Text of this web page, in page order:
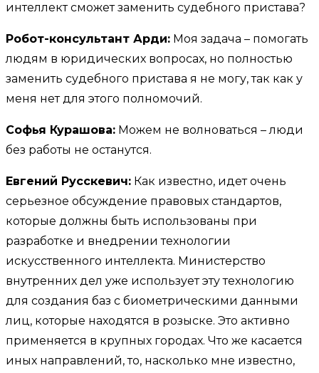
интеллект сможет заменить судебного пристава?
Робот-консультант Арди: Моя задача – помогать
людям в юридических вопросах, но полностью
заменить судебного пристава я не могу, так как у
меня нет для этого полномочий.
Софья Курашова: Можем не волноваться – люди
без работы не останутся.
Евгений Русскевич: Как известно, идет очень
серьезное обсуждение правовых стандартов,
которые должны быть использованы при
разработке и внедрении технологии
искусственного интеллекта. Министерство
внутренних дел уже использует эту технологию
для создания баз с биометрическими данными
лиц, которые находятся в розыске. Это активно
применяется в крупных городах. Что же касается
иных направлений, то, насколько мне известно,